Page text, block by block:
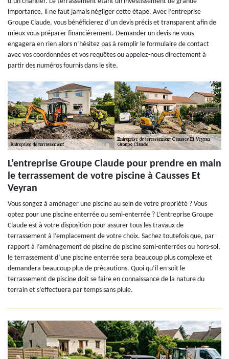
importance, il ne faut jamais négliger cette étape. Avec l’entreprise
Groupe Claude, vous bénéficierez d’un devis précis et transparent afin de
mieux vous préparer financièrement. Demander un devis ne vous
engagera en rien alors n’hésitez pas à remplir le formulaire de contact
avec vos coordonnées et vos requêtes ou appelez-nous directement à
partir des numéros fournis dans le site.
L’entreprise Groupe Claude pour prendre en main
le terrassement de votre piscine à Causses Et
Veyran
Vous songez à aménager une piscine au sein de votre propriété ? Vous
optez pour une piscine enterrée ou semi-enterrée ? L’entreprise Groupe
Claude est à votre disposition pour assurer tous les travaux de
terrassement à l’emplacement de votre choix. Sachez toutefois que, par
rapport à l’aménagement de piscine de piscine semi-enterrées ou hors-sol,
le terrassement d’une piscine enterrée sera beaucoup plus complexe et
demandera beaucoup plus de précautions. Quoi qu’il en soit le
terrassement de piscine doit se faire en connaissance de la nature du
terrain et s’effectuera par temps sans pluie.